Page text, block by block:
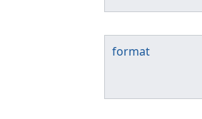
format